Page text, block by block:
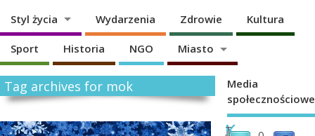
Styl życia Wydarzenia Zdrowie Kultura
Sport Historia NGO Miasto
Tag archives for mok
K
T
Media
społecznościowe